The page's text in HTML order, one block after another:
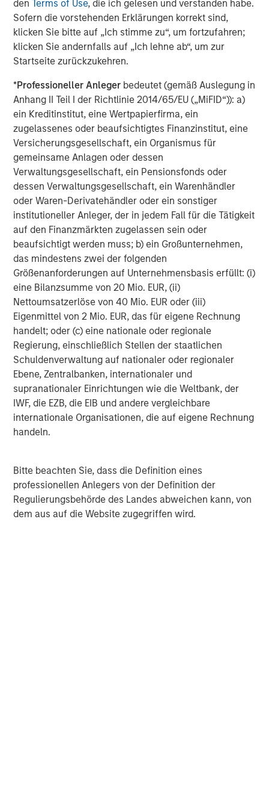
den Terms of Use, die ich gelesen und verstanden habe.
Sofern die vorstehenden Erklärungen korrekt sind,
klicken Sie bitte auf „Ich stimme zu“, um fortzufahren;
klicken Sie andernfalls auf „Ich lehne ab“, um zur
Startseite zurückzukehren.
*Professioneller Anleger bedeutet (gemäß Auslegung in
Anhang II Teil I der Richtlinie 2014/65/EU („MiFID“)): a)
ein Kreditinstitut, eine Wertpapierfirma, ein
zugelassenes oder beaufsichtigtes Finanzinstitut, eine
Versicherungsgesellschaft, ein Organismus für
gemeinsame Anlagen oder dessen
Verwaltungsgesellschaft, ein Pensionsfonds oder
dessen Verwaltungsgesellschaft, ein Warenhändler
oder Waren-Derivatehändler oder ein sonstiger
institutioneller Anleger, der in jedem Fall für die Tätigkeit
auf den Finanzmärkten zugelassen sein oder
beaufsichtigt werden muss; b) ein Großunternehmen,
das mindestens zwei der folgenden
Größenanforderungen auf Unternehmensbasis erfüllt: (i)
eine Bilanzsumme von 20 Mio. EUR, (ii)
Nettoumsatzerlöse von 40 Mio. EUR oder (iii)
Eigenmittel von 2 Mio. EUR, das für eigene Rechnung
handelt; oder (c) eine nationale oder regionale
Regierung, einschließlich Stellen der staatlichen
Schuldenverwaltung auf nationaler oder regionaler
Ebene, Zentralbanken, internationaler und
supranationaler Einrichtungen wie die Weltbank, der
IWF, die EZB, die EIB und andere vergleichbare
internationale Organisationen, die auf eigene Rechnung
handeln.
Bitte beachten Sie, dass die Definition eines
professionellen Anlegers von der Definition der
Regulierungsbehörde des Landes abweichen kann, von
dem aus auf die Website zugegriffen wird.
Euronext Paris and present on the OTCQX platform via an
ADR (American Depositary Receipt) program, Danone is a
component stock of leading sustainability indexes
including the ones managed by Moody’s and
Sustainalytics, as well as MSCI ESG Indexes, FTSE4Good
Access to Nutrition Index. Danone achieved B CorpTM
certification at global level in 2025.
About Morgan Stanley Climate Private Equity
Morgan Stanley Climate Private Equity manages 1GT, a
strategy that invests in growth companies delivering
innovative climate solutions that meaningfully
decarbonize the global economy. The strategy is focused
on scaling opportunities in the Power, Mobility, Food &
Agriculture, and Circularity themes across North America
and Europe, with an emphasis on driving significant
organic growth by leveraging the global breadth of
Morgan Stanley capabilities. For further information,
please visithttps://www.morganstanley.com/im/1gt
About Morgan Stanley Investment Management
Morgan Stanley Investment Management, together with
its investment advisory affiliates, has more than 1,400
investment professionals around the world and $1.9
trillion in assets under management or supervision as of
December 31, 2025. Morgan Stanley Investment
Management strives to provide strong long-term
investment performance, outstanding service, and a
comprehensive suite of investment management
worldwide. For further information about Morgan Stanley
Investment Management, please
visithttps://www.morganstanley.com/im